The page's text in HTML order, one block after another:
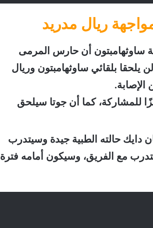
ريال مدريد
ساوثهامبتون أن حارس المرمى
يلحقا بلقائي ساوثهامبتون وريال
الإصابة.
للمشاركة، كما أن جوتا سيلحق
دايك حالته الطبية جيدة وسيتدرب
مع الفريق، وسيكون أمامه فترة